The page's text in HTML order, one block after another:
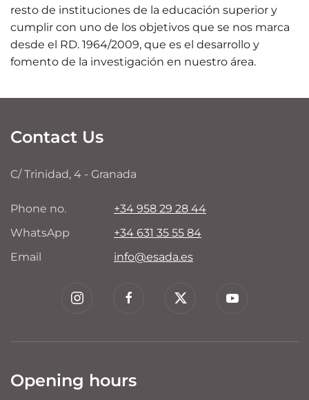
resto de instituciones de la educación superior y
cumplir con uno de los objetivos que se nos marca
desde el RD. 1964/2009, que es el desarrollo y
fomento de la investigación en nuestro área.
Contact Us
C/ Trinidad, 4 - Granada
Phone no.
+34 958 29 28 44
WhatsApp
+34 631 35 55 84
Email
info@esada.es
Opening hours